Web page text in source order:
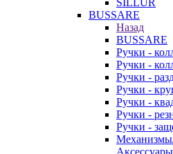
SILLUR
BUSSARE
Назад
BUSSARE
Ручки -
Ручки -
Ручки -
Ручки -
Ручки -
Ручки -
Ручки -
Аксессуары